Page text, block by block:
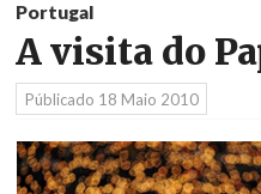
Notícias
Portugal
A visita do
Públicado 18 Maio 2010